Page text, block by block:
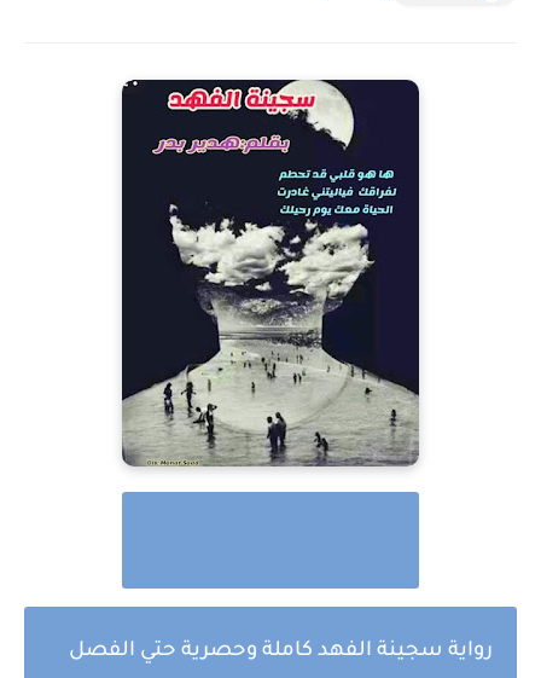
رواية سجينة الفهد كاملة وحصرية حتي الفصل